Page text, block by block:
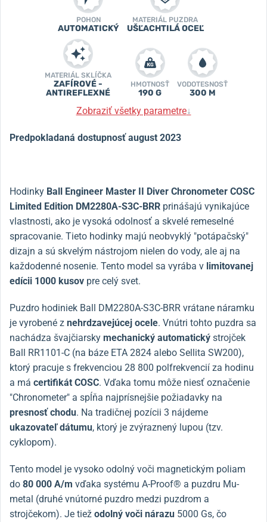
POHON
AUTOMATICKÝ
MATERIÁL PUZDRA
UŠĽACHTILÁ OCEĽ
MATERIÁL SKLÍČKA
ZAFÍROVÉ -
ANTIREFLEXNÉ
HMOTNOSŤ
190 G
VODOTESNOSŤ
300 M
Zobraziť všetky parametre↓
Predpokladaná dostupnosť august 2023
Hodinky Ball Engineer Master II Diver Chronometer COSC
Limited Edition DM2280A-S3C-BRR prinášajú vynikajúce
vlastnosti, ako je vysoká odolnosť a skvelé remeselné
spracovanie. Tieto hodinky majú neobvyklý "potápačský"
dizajn a sú skvelým nástrojom nielen do vody, ale aj na
každodenné nosenie. Tento model sa vyrába v limitovanej
edícii 1000 kusov pre celý svet.
Puzdro hodiniek Ball DM2280A-S3C-BRR vrátane náramku
je vyrobené z nehrdzavejúcej ocele. Vnútri tohto puzdra sa
nachádza švajčiarsky mechanický automatický strojček
Ball RR1101-C (na báze ETA 2824 alebo Sellita SW200),
ktorý pracuje s frekvenciou 28 800 polfrekvencií za hodinu
a má certifikát COSC. Vďaka tomu môže niesť označenie
"Chronometer" a spĺňa najprísnejšie požiadavky na
presnosť chodu. Na tradičnej pozícii 3 nájdeme
ukazovateľ dátumu, ktorý je zvýraznený lupou (tzv.
cyklopom).
Tento model je vysoko odolný voči magnetickým poliam
do 80 000 A/m vďaka systému A-Proof® a puzdru Mu-
metal (druhé vnútorné puzdro medzi puzdrom a
strojčekom). Je tiež odolný voči nárazu 5000 Gs, čo